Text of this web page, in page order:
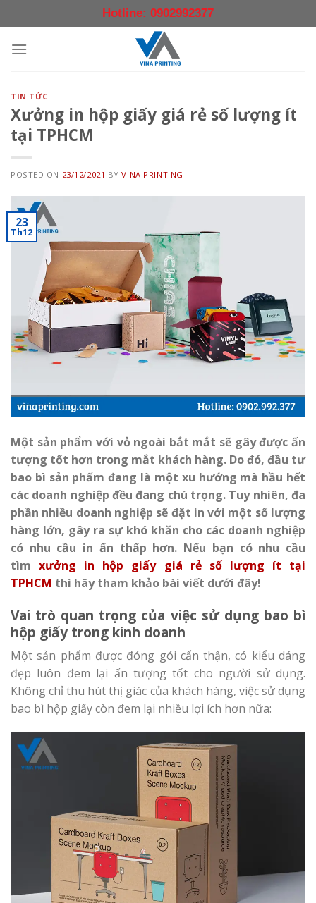
to
content
Hotline: 0902992377
TIN TỨC
Xưởng in hộp giấy giá rẻ số lượng ít
tại TPHCM
POSTED ON 23/12/2021 BYVINA PRINTING
23
Th12
Một sản phẩm với vỏ ngoài bắt mắt sẽ gây được ấn
tượng tốt hơn trong mắt khách hàng. Do đó, đầu tư
bao bì sản phẩm đang là một xu hướng mà hầu hết
các doanh nghiệp đều đang chú trọng. Tuy nhiên, đa
phần nhiều doanh nghiệp sẽ đặt in với một số lượng
hàng lớn, gây ra sự khó khăn cho các doanh nghiệp
có nhu cầu in ấn thấp hơn. Nếu bạn có nhu cầu
tìmxưởng in hộp giấy giá rẻ số lượng ít tại
TPHCM thì hãy tham khảo bài viết dưới đây!
Vai trò quan trọng của việc sử dụng bao bì
hộp giấy trong kinh doanh
Một sản phẩm được đóng gói cẩn thận, có kiểu dáng
đẹp luôn đem lại ấn tượng tốt cho người sử dụng.
Không chỉ thu hút thị giác của khách hàng, việc sử dụng
bao bì hộp giấy còn đem lại nhiều lợi ích hơn nữa: